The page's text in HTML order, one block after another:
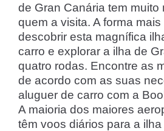
de Gran Canária tem muito
quem a visita. A forma
descobrir esta magnífica
carro e explorar a ilha de
quatro rodas. Encontre as
de acordo com as suas
aluguer de carro com a
A maioria dos maiores
têm voos diários para a